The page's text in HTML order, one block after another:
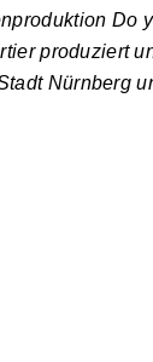
Do
produziert
Nürnberg